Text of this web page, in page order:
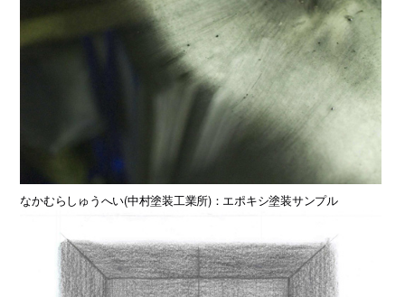
なかむらしゅうへい(中村塗装工業所)：エポキシ塗装サンプル